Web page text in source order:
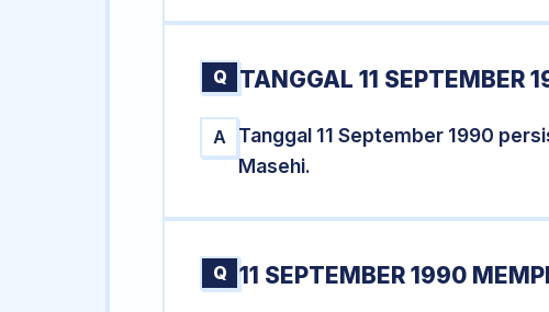
Q TANGGAL 11 SEPTEMBER
A Tanggal 11 September 1990
Masehi.
Q 11 SEPTEMBER 1990